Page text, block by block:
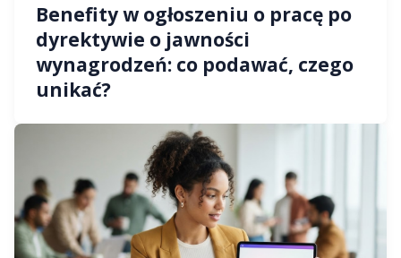
Benefity w ogłoszeniu o pracę po
dyrektywie o jawności
wynagrodzeń: co podawać, czego
unikać?